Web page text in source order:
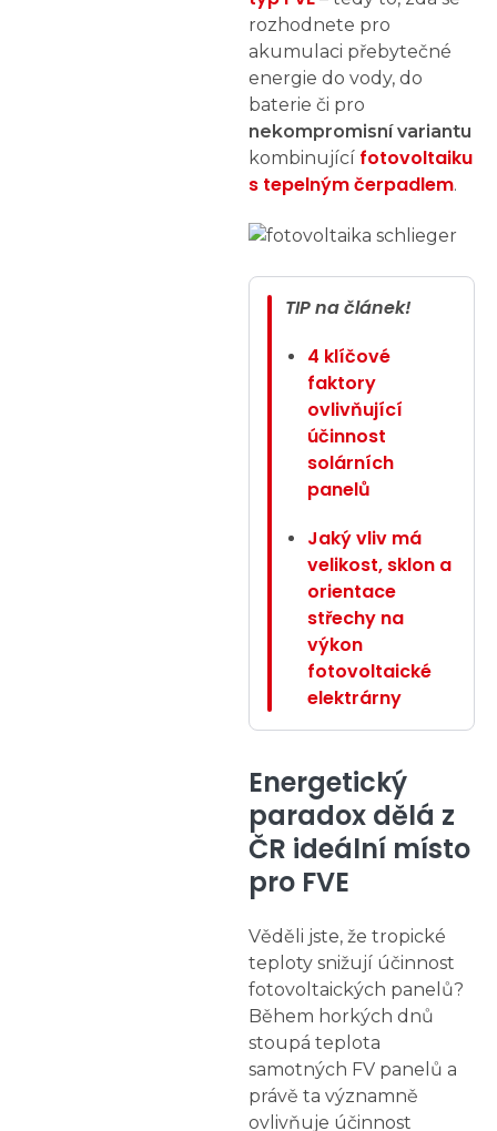
rozhodnete pro
akumulaci přebytečné
energie do vody, do
baterie či pro
nekompromisní variantu
kombinující fotovoltaiku
s tepelným čerpadlem.
TIP na článek!
4 klíčové
faktory
ovlivňující
účinnost
solárních
panelů
Jaký vliv má
velikost, sklon a
orientace
střechy na
výkon
fotovoltaické
elektrárny
Energetický
paradox dělá z
ČR ideální místo
pro FVE
Věděli jste, že tropické
teploty snižují účinnost
fotovoltaických panelů?
Během horkých dnů
stoupá teplota
samotných FV panelů a
právě ta významně
ovlivňuje účinnost